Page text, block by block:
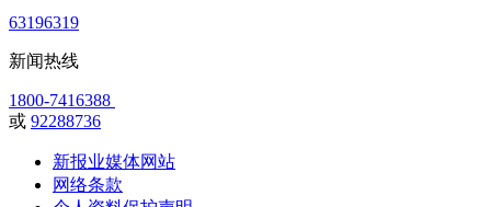
63196319
新闻热线
1800-7416388
或 92288736
新报业媒体网站
网络条款